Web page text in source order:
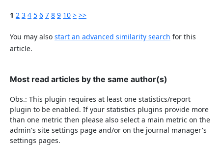
1 2 3 4 5 6 7 8 9 10 > >>
You may also start an advanced similarity search for this
article.
Most read articles by the same author(s)
Obs.: This plugin requires at least one statistics/report
plugin to be enabled. If your statistics plugins provide more
than one metric then please also select a main metric on the
admin's site settings page and/or on the journal manager's
settings pages.